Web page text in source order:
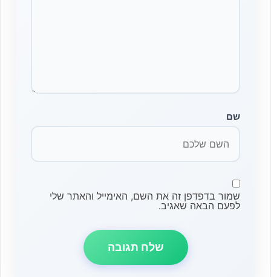
שם
שמור בדפדפן זה את השם, האימייל והאתר שלי
לפעם הבאה שאגיב.